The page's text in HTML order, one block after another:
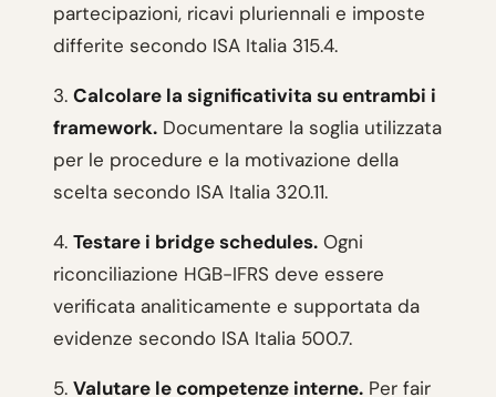
partecipazioni, ricavi pluriennali e imposte
differite secondo ISA Italia 315.4.
3. Calcolare la significativita su entrambi i
framework. Documentare la soglia utilizzata
per le procedure e la motivazione della
scelta secondo ISA Italia 320.11.
4. Testare i bridge schedules. Ogni
riconciliazione HGB-IFRS deve essere
verificata analiticamente e supportata da
evidenze secondo ISA Italia 500.7.
5. Valutare le competenze interne. Per fair